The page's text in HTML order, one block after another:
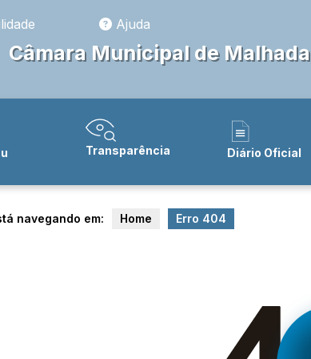
Ajuda
Câmara Municipal de Malhada
Transparência Diário Oficial
navegando em: Home Erro 404